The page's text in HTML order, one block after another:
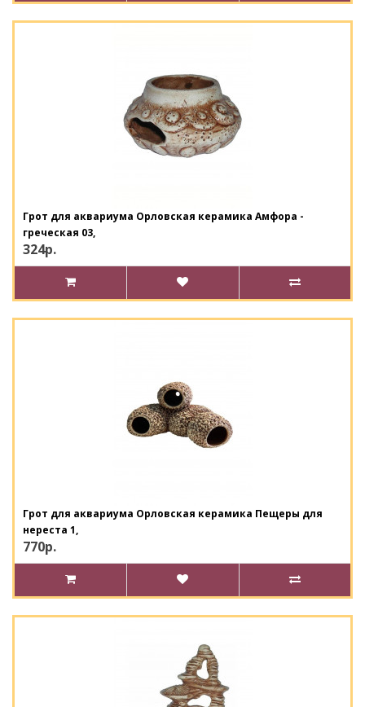
Грот для аквариума Орловская керамика Амфора -
греческая 03,
324р.
Грот для аквариума Орловская керамика Пещеры для
нереста 1,
770р.